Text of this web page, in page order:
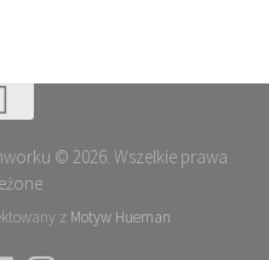
© 2026. Wszelkie prawa
z Motyw Hueman